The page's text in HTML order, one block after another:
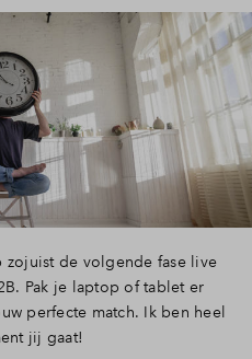
zojuist de volgende fase live
Pak je laptop of tablet er
perfecte match. Ik ben heel
jij gaat!